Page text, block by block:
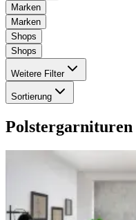
Marken
Marken
Shops
Shops
Weitere Filter
Sortierung
Polstergarnituren